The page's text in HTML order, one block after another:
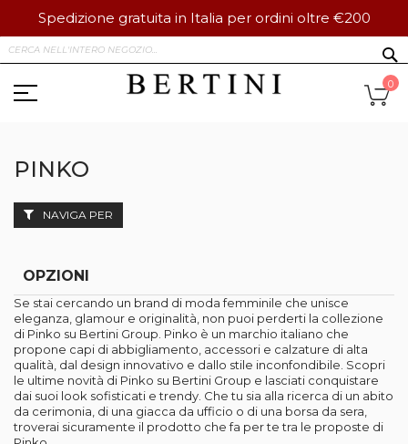
Spedizione gratuita in Italia per ordini oltre €200
al
contenuto
0
PINKO
Se stai cercando un brand di moda femminile che unisce
eleganza, glamour e originalità, non puoi perderti la collezione
di Pinko su Bertini Group. Pinko è un marchio italiano che
propone capi di abbigliamento, accessori e calzature di alta
qualità, dal design innovativo e dallo stile inconfondibile. Scopri
le ultime novità di Pinko su Bertini Group e lasciati conquistare
dai suoi look sofisticati e trendy. Che tu sia alla ricerca di un abito
da cerimonia, di una giacca da ufficio o di una borsa da sera,
troverai sicuramente il prodotto che fa per te tra le proposte di
NAVIGA PER
OPZIONI